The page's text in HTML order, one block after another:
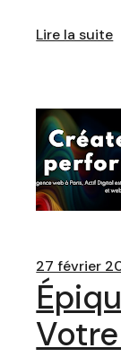
Lire la suite
27 février